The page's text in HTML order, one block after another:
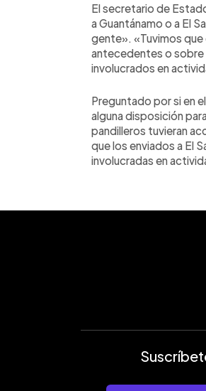
El secretario de
a Guantánamo o a El
gente». «Tuvimos que
antecedentes o sobre
involucrados en
Preguntado por si en
alguna disposición
pandilleros tuvieran
que los enviados a El
involucradas en